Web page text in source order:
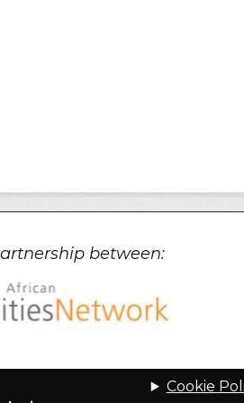
between:
Cookie